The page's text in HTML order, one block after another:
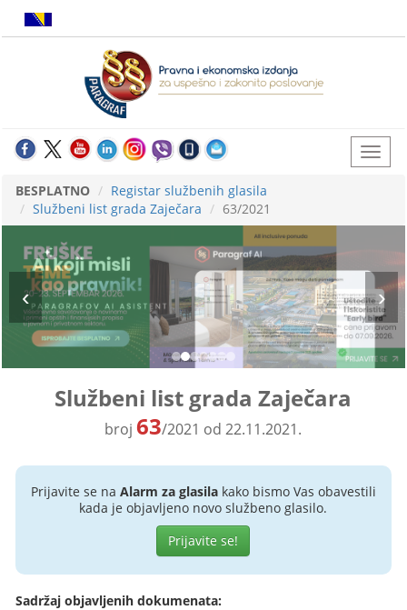
BESPLATNO
Registar službenih glasila
Službeni list grada Zaječara
63/2021
Službeni list grada Zaječara
broj63/2021 od 22.11.2021.
Prijavite se na Alarm za glasilakako bismo Vas obavestili
kada je objavljeno novo službeno glasilo.
Prijavite se!
Sadržaj objavljenih dokumenata: